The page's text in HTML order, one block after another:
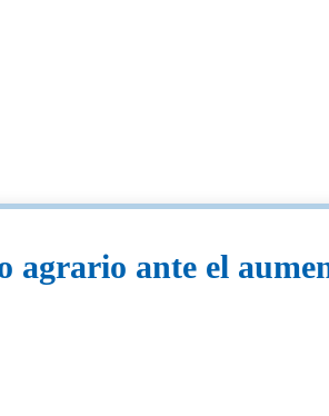
agrario ante el